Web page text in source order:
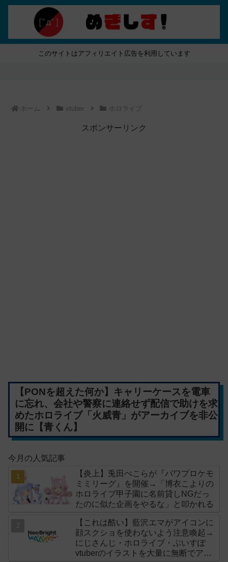
このサイトはアフィリエイト広告を利用しています
ホーム vtuber ホロライブ
スポンサーリンク
【PONを超えた何か】キャリーケースを電車
に忘れ、会社や警察に連絡せず配信で助けを求
めたホロライブ「火威青」がアーカイブを非公
開に【青くん】
今月の人気記事
【炎上】兎田ぺこらが『パワプロケモ
ミミリーグ』を開催→「博衣こよりの
ホロライブ甲子園に名前貸しNGだっ
たのに似た企画をやるな」と叩かれる
【これは酷い】藍沢エマがアイコンに
顔スクショを使わないよう注意喚起→
にじさんじ・ホロライブ・ぶいすぽ
vtuberのイラストを大量に無断でアイ